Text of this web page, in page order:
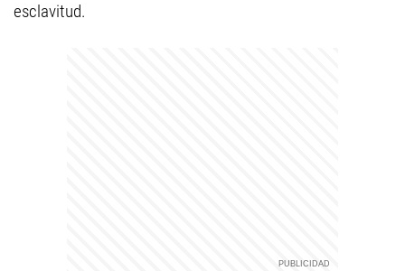
esclavitud.